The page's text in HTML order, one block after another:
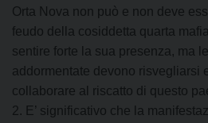
Orta Nova non può e non deve
feudo della cosiddetta quarta
sentire forte la sua presenza, ma
addormentate devono risvegliarsi
collaborare al riscatto di questo
2. E’ significativo che la